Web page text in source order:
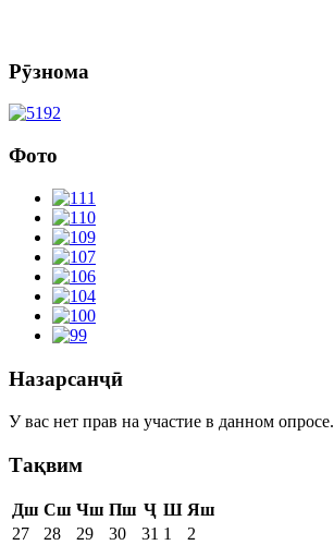
Рӯзнома
Фото
Назарсанҷӣ
У вас нет прав на участие в данном опросе.
Тақвим
Дш Сш Чш Пш Ҷ Ш Яш
27
28 29 30 31 1
2